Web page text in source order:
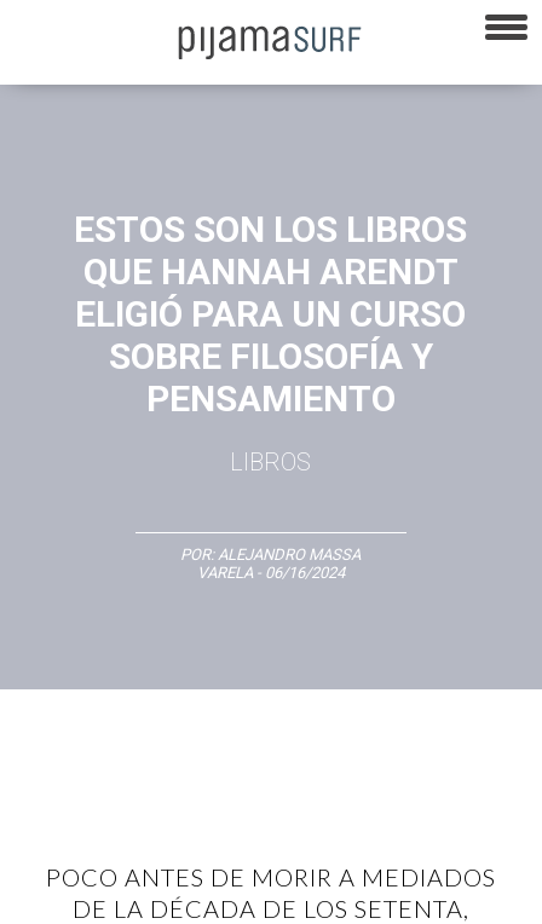
ESTOS SON LOS LIBROS
QUE HANNAH ARENDT
ELIGIÓ PARA UN CURSO
SOBRE FILOSOFÍA Y
PENSAMIENTO
LIBROS
POR: ALEJANDRO MASSA
VARELA- 06/16/2024
POCO ANTES DE MORIR A MEDIADOS
DE LA DÉCADA DE LOS SETENTA,